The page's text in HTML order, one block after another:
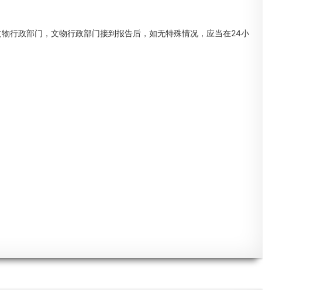
行政部门，文物行政部门接到报告后，如无特殊情况，应当在24小